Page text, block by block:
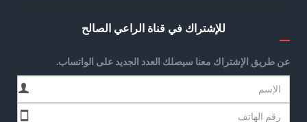
للإشتراك في قناة الراعي الصالح
عن طريق الإشتراك معنا سيصلك العدد الجديد على الواتساب.